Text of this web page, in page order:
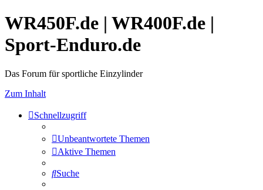
WR450F.de | WR400F.de |
Sport-Enduro.de
Das Forum für sportliche Einzylinder
Zum Inhalt
Schnellzugriff
Unbeantwortete Themen
Aktive Themen
Suche